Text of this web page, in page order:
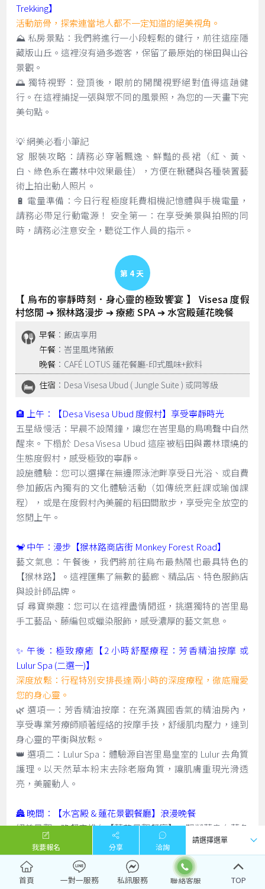
我要報名 分享 洽詢
Trekking】
活動筋骨，探索連當地人都不一定知道的絕美視角。
⛰️ 私房景點：我們將進行一小段輕鬆的健行，前往這座隱
藏版山丘。這裡沒有過多遊客，保留了最原始的梯田與山谷
景觀。
🌅 獨特視野：登頂後，眼前的開闊視野絕對值得這趟健
行。在這裡捕捉一張與眾不同的風景照，為您的一天畫下完
美句點。
💡 網美必看小筆記
👗 服裝攻略：請務必穿著飄逸、鮮豔的長裙（紅、黃、
白、綠色系在叢林中效果最佳），方便在鞦韆與各種裝置藝
術上拍出動人照片。
🔋 電量準備：今日行程極度耗費相機記憶體與手機電量，
請務必帶足行動電源！ 安全第一：在享受美景與拍照的同
時，請務必注意安全，聽從工作人員的指示。
Day 4
【 烏布的寧靜時刻．身心靈的極致饗宴 】 Visesa 度假
村悠閒 ➔ 猴林路漫步 ➔ 療癒 SPA ➔ 水宮殿蓮花晚餐
早餐 ：飯店享用
午餐 ：峇里風烤豬飯
晚餐 ：CAFÉ LOTUS 蓮花餐廳-印式風味+飲料
住宿 ：Desa Visesa Ubud ( Jungle Suite ) 或同等級
🏨 上午：【Desa Visesa Ubud 度假村】享受寧靜時光
五星級慢活：早晨不設鬧鐘，讓您在峇里島的鳥鳴聲中自然
醒來。下榻於 Desa Visesa Ubud 這座被稻田與叢林環繞的
生態度假村，感受極致的寧靜。
設施體驗：您可以選擇在無邊際泳池畔享受日光浴、或自費
參加飯店內獨有的文化體驗活動（如傳統烹飪課或瑜伽課
程），或是在度假村內美麗的稻田間散步，享受完全放空的
悠閒上午。
🐒 中午：漫步【猴林路商店街 Monkey Forest Road】
藝文氣息：午餐後，我們將前往烏布最熱鬧也最具特色的
【猴林路】。這裡匯集了無數的藝廊、精品店、特色服飾店
與設計師品牌。
🛒 尋寶樂趣：您可以在這裡盡情閒逛，挑選獨特的峇里島
手工藝品、藤編包或蠟染服飾，感受濃厚的藝文氣息。
✨ 午後：極致療癒【2 小時舒壓療程：芳香精油按摩 或
Lulur Spa (二選一)】
深度放鬆：行程特別安排長達兩小時的深度療程，徹底寵愛
您的身心靈。
🌿 選項一：芳香精油按摩：在充滿異國香氣的精油房內，
享受專業芳療師順著經絡的按摩手技，舒緩肌肉壓力，達到
身心靈的平衡與放鬆。
👑 選項二：Lulur Spa：體驗源自峇里島皇室的 Lulur 去角質
護理。以天然草本粉末去除老廢角質，讓肌膚重現光滑透
亮，美麗動人。
🏯 晚間：【水宮殿 & 蓮花景觀餐廳】浪漫晚餐
絕美景觀：晚餐安排在【蓮花景觀餐廳】，緊鄰著烏布著名
的【水宮殿】（Pura Taman Saraswati）。
燭光饗宴：在古老寺廟的背景下，您將面對著滿池盛開的粉
紅蓮花，伴隨著峇里島傳統舞蹈（有時需視表演時間而
首頁 一對一服務 私訊服務 TOP